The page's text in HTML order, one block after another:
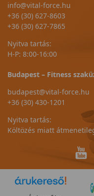
info@vital-force.hu
+36 (30) 627-8603
+36 (30) 627-7865
Nyitva tartás:
H-P: 8:00-16:00
Budapest – Fitness
budapest@vital-force.hu
+36 (30) 430-1201
Nyitva tartás:
Költözés miatt